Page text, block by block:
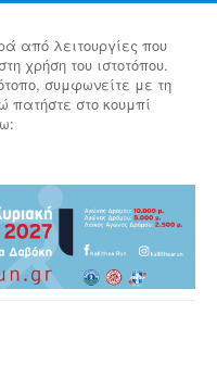
από λειτουργίες που
χρήση του ιστοτόπου.
συμφωνείτε με τη
στο κουμπί